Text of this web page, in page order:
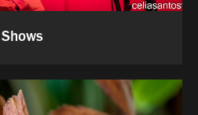
Shows